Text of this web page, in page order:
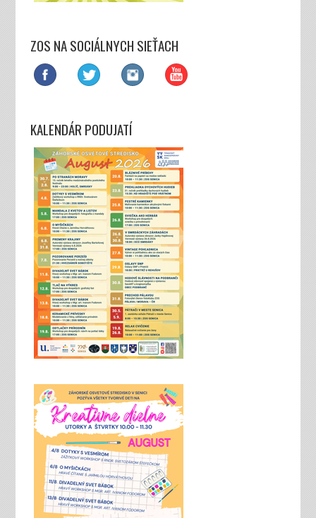
ZOS NA SOCIÁLNYCH SIEŤACH
KALENDÁR PODUJATÍ